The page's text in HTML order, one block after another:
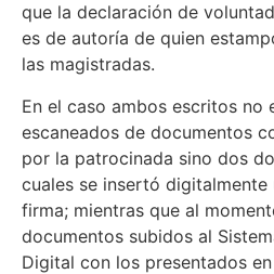
que la declaración de
es de autoría de quien
las magistradas.
En el caso ambos escritos no
escaneados de documentos
por la patrocinada sino dos
cuales se insertó digitalmente
firma; mientras que al
documentos subidos al
Digital con los presentados